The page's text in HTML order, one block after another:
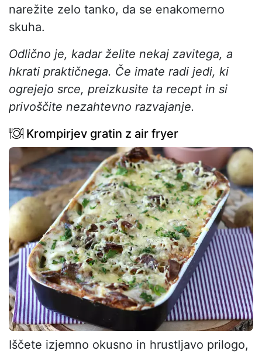
narežite zelo tanko, da se enakomerno
skuha.
Odlično je, kadar želite nekaj zavitega, a
hkrati praktičnega. Če imate radi jedi, ki
ogrejejo srce, preizkusite ta recept in si
privoščite nezahtevno razvajanje.
Krompirjev gratin z air fryer
Iščete izjemno okusno in hrustljavo prilogo,